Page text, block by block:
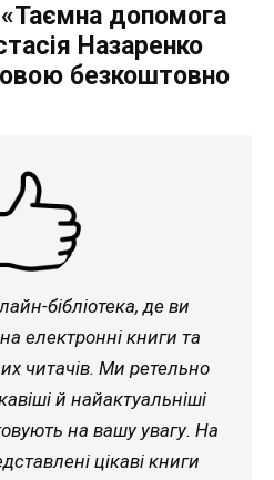
допомога
Назаренко
безкоштовно
бібліотека, де ви
електронні книги та
читачів. Ми ретельно
й найактуальніші
на вашу увагу. На
цікаві книги